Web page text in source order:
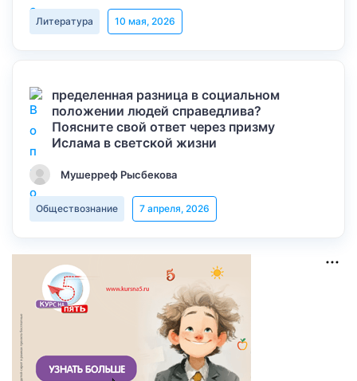
Литература 10 мая, 2026
пределенная разница в социальном
положении людей справедлива?
Поясните свой ответ через призму
Ислама в светской жизни
Мушерреф Рысбекова
Обществознание 7 апреля, 2026